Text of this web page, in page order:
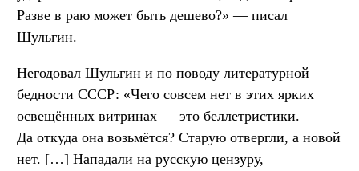
Разве в раю может быть дешево?» — писал
Шульгин.
Негодовал Шульгин и по поводу литературной
бедности СССР: «Чего совсем нет в этих ярких
освещённых витринах — это беллетристики.
Да откуда она возьмётся? Старую отвергли, а новой
нет. […] Нападали на русскую цензуру,